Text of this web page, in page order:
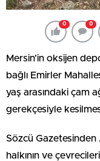
0 0
Mersin’in oksijen
bağlı Emirler
yaş arasındaki çam
gerekçesiyle
Sözcü Gazetesinden
halkının ve